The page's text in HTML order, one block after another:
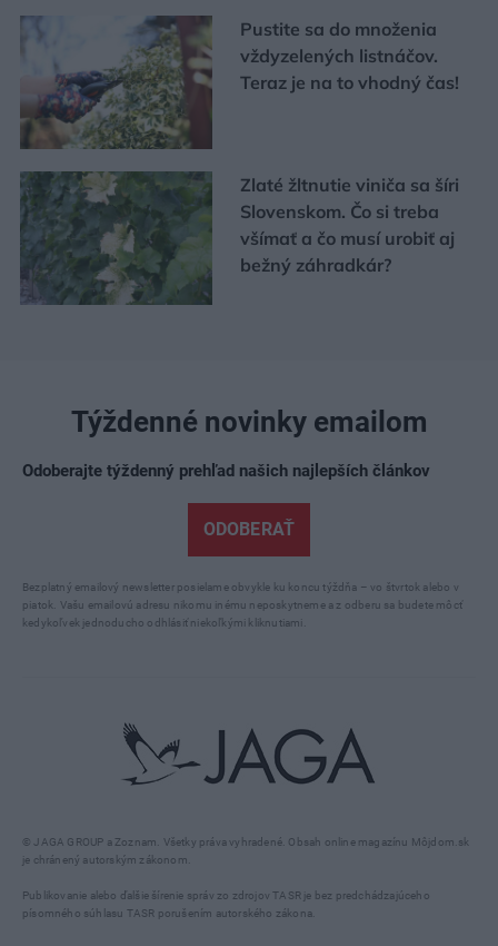
Pustite sa do množenia
vždyzelených listnáčov.
Teraz je na to vhodný čas!
Zlaté žltnutie viniča sa šíri
Slovenskom. Čo si treba
všímať a čo musí urobiť aj
bežný záhradkár?
© JAGA GROUP a Zoznam. Všetky práva vyhradené. Obsah online magazínu Môjdom.sk
je chránený autorským zákonom.
Publikovanie alebo ďalšie šírenie správ zo zdrojov TASR je bez predchádzajúceho
písomného súhlasu TASR porušením autorského zákona.
Týždenné novinky emailom
Odoberajte týždenný prehľad našich najlepších článkov
ODOBERAŤ
Bezplatný emailový newsletter posielame obvykle ku koncu týždňa – vo štvrtok alebo v
piatok. Vašu emailovú adresu nikomu inému neposkytneme a z odberu sa budete môcť
kedykoľvek jednoducho odhlásiť niekoľkými kliknutiami.